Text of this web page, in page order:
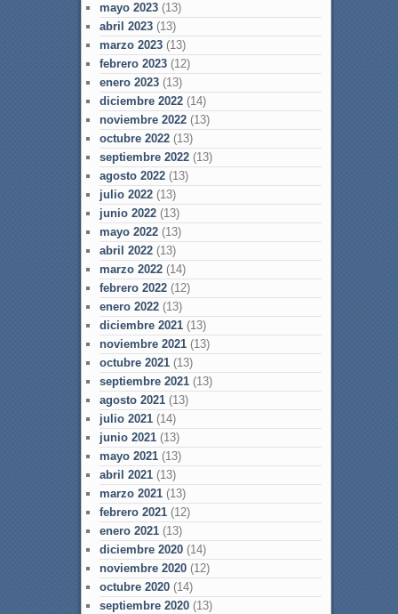
mayo 2023(13)
abril 2023(13)
marzo 2023(13)
febrero 2023(12)
enero 2023(13)
diciembre 2022(14)
noviembre 2022(13)
octubre 2022(13)
septiembre 2022(13)
agosto 2022(13)
julio 2022(13)
junio 2022(13)
mayo 2022(13)
abril 2022(13)
marzo 2022(14)
febrero 2022(12)
enero 2022(13)
diciembre 2021(13)
noviembre 2021(13)
octubre 2021(13)
septiembre 2021(13)
agosto 2021(13)
julio 2021(14)
junio 2021(13)
mayo 2021(13)
abril 2021(13)
marzo 2021(13)
febrero 2021(12)
enero 2021(13)
diciembre 2020(14)
noviembre 2020(12)
octubre 2020(14)
septiembre 2020(13)